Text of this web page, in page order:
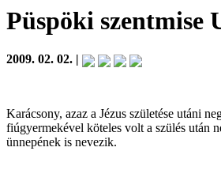
Püspöki szentmise
2009. 02. 02. |
Karácsony, azaz a Jézus születése utáni
fiúgyermekével köteles volt a szülés után
ünnepének is nevezik.